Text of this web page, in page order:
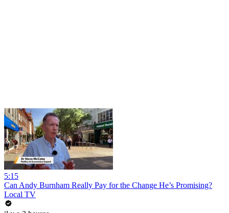
5:15
Can Andy Burnham Really Pay for the Change He’s Promising?
Local TV